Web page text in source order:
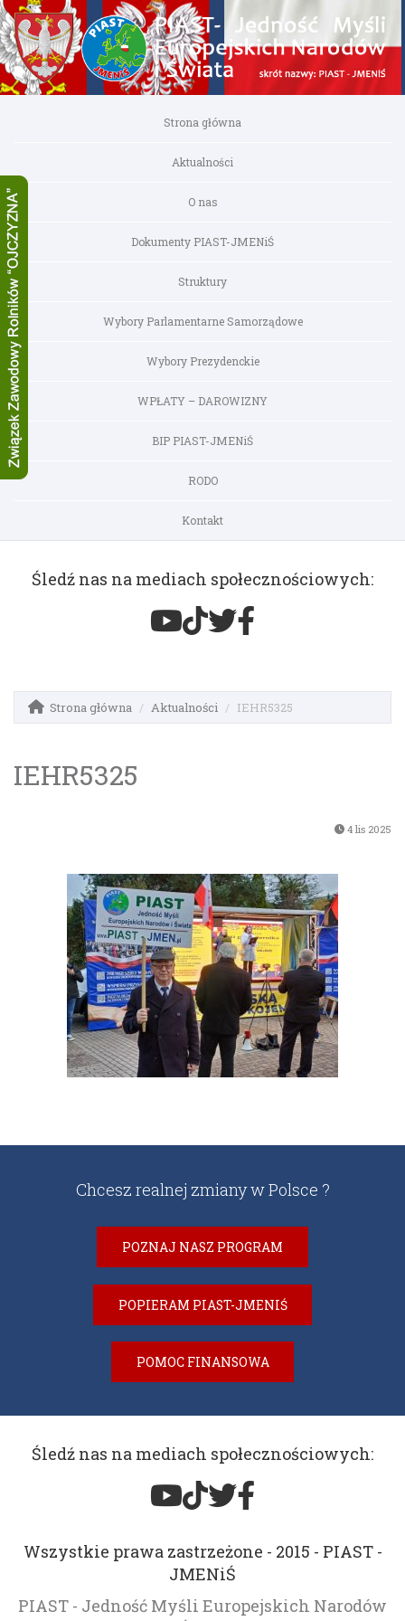
Strona główna
Aktualności
O nas
Dokumenty PIAST-JMENiŚ
Struktury
Wybory Parlamentarne Samorządowe
Wybory Prezydenckie
WPŁATY – DAROWIZNY
BIP PIAST-JMENiŚ
RODO
Kontakt
Śledź nas na mediach społecznościowych:
Strona główna Aktualności IEHR5325
IEHR5325
4 lis 2025
Chcesz realnej zmiany w Polsce ?
POZNAJ NASZ PROGRAM
POPIERAM PIAST-JMENIŚ
POMOC FINANSOWA
Śledź nas na mediach społecznościowych:
Wszystkie prawa zastrzeżone - 2015 - PIAST -
JMENiŚ
PIAST - Jedność Myśli Europejskich Narodów